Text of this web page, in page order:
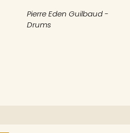
Pierre Eden Guilbaud -
Drums